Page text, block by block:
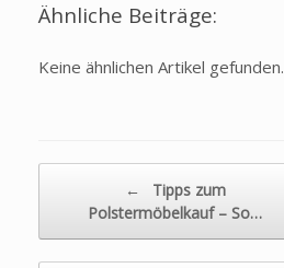
Ähnliche Beiträge:
Keine ähnlichen Artikel gefunden.
←
Tipps zum
Polstermöbelkauf – So…